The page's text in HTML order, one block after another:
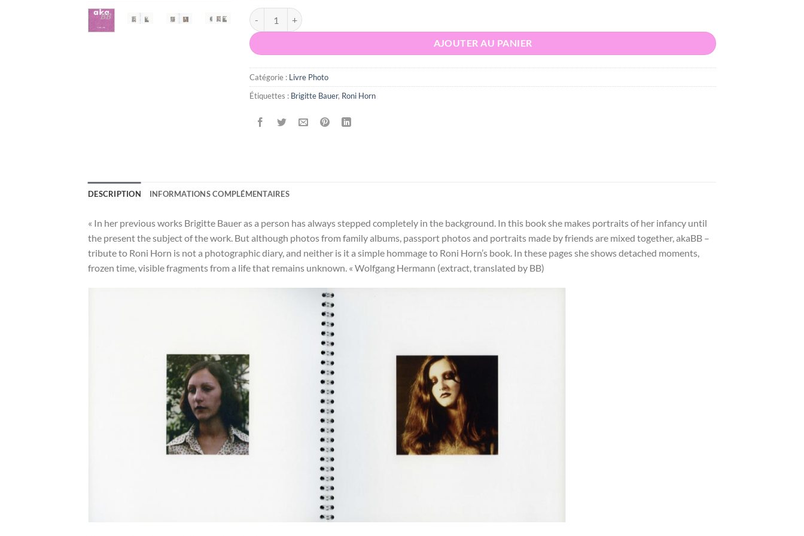
quantité de akaBB - tribute to Roni horn
AJOUTER AU PANIER
Catégorie : Livre Photo
Étiquettes : Brigitte Bauer, Roni Horn
DESCRIPTION INFORMATIONS COMPLÉMENTAIRES
« In her previous works Brigitte Bauer as a person has always stepped completely in the background. In this book she makes portraits of her infancy until
the present the subject of the work. But although photos from family albums, passport photos and portraits made by friends are mixed together, akaBB –
tribute to Roni Horn is not a photographic diary, and neither is it a simple hommage to Roni Horn’s book. In these pages she shows detached moments,
frozen time, visible fragments from a life that remains unknown. « Wolfgang Hermann (extract, translated by BB)